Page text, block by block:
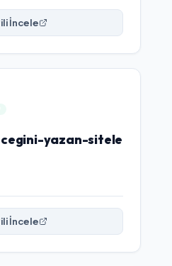
İncele
yazan-sitele
İncele